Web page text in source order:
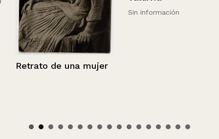
Retrato de una mujer
Sin información